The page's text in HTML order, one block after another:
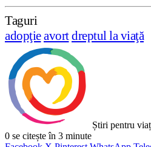
Taguri
adopţieavortdreptul la viaţă
Știri pentru
0 se citește în 3 minute